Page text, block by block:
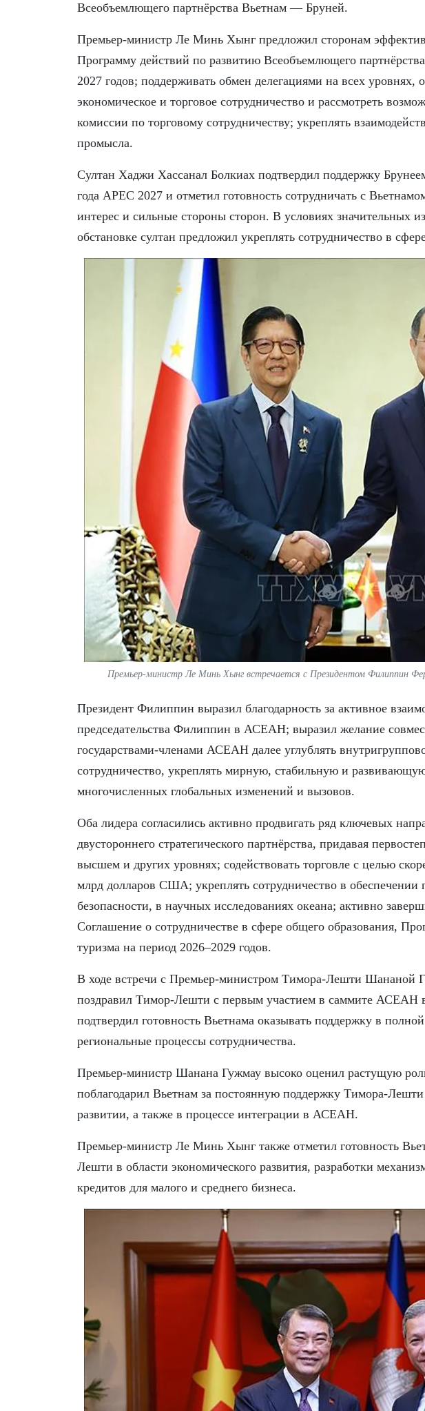
Всеобъемлющего партнёрства Вьетнам — Бруней.
Премьер-министр Ле Минь Хынг предложил сторонам
Программу действий по развитию Всеобъемлющего
2027 годов; поддерживать обмен делегациями на всех
экономическое и торговое сотрудничество и рассмотреть
комиссии по торговому сотрудничеству; укреплять
промысла.
Султан Хаджи Хассанал Болкиах подтвердил поддержку
года APEC 2027 и отметил готовность сотрудничать с
интерес и сильные стороны сторон. В условиях значительных
обстановке султан предложил укреплять сотрудничество в
Премьер-министр Ле Минь Хынг встречается с Президентом Филиппин
​Президент Филиппин выразил благодарность за активное
председательства Филиппин в АСЕАН; выразил желание
государствами-членами АСЕАН далее углублять
сотрудничество, укреплять мирную, стабильную и
многочисленных глобальных изменений и вызовов.
Оба лидера согласились активно продвигать ряд ключевых
двустороннего стратегического партнёрства, придавая
высшем и других уровнях; содействовать торговле с целью
млрд долларов США; укреплять сотрудничество в обеспечении
безопасности, в научных исследованиях океана; активно
Соглашение о сотрудничестве в сфере общего образования,
туризма на период 2026–2029 годов.
​В ходе встречи с Премьер-министром Тимора-Лешти
поздравил Тимор-Лешти с первым участием в саммите АСЕАН в
подтвердил готовность Вьетнама оказывать поддержку в
региональные процессы сотрудничества.
Премьер-министр Шанана Гужмау высоко оценил растущую
поблагодарил Вьетнам за постоянную поддержку Тимора-Лешти
развитии, а также в процессе интеграции в АСЕАН.
Премьер-министр Ле Минь Хынг также отметил готовность
Лешти в области экономического развития, разработки
кредитов для малого и среднего бизнеса.